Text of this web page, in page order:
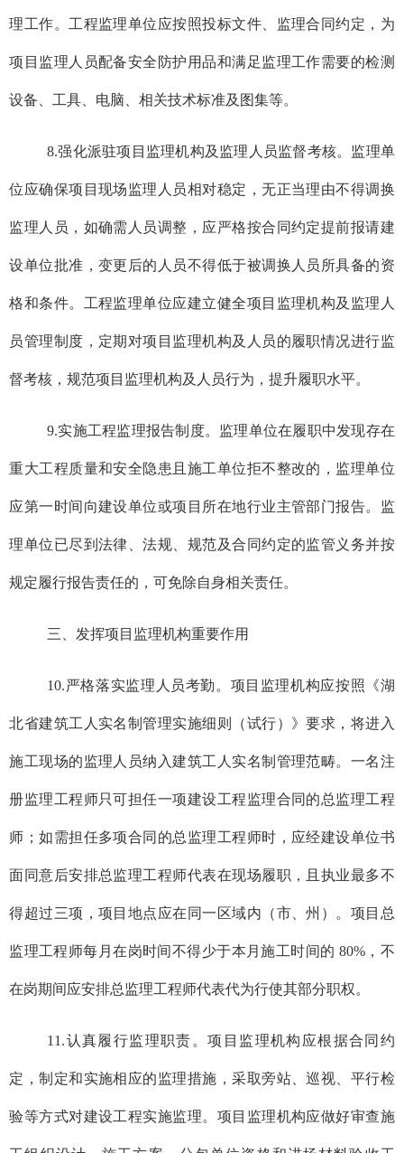
理工作。工程监理单位应按照投标文件、监理合同约定，为
项目监理人员配备安全防护用品和满足监理工作需要的检测
设备、工具、电脑、相关技术标准及图集等。
8.强化派驻项目监理机构及监理人员监督考核。监理单
位应确保项目现场监理人员相对稳定，无正当理由不得调换
监理人员，如确需人员调整，应严格按合同约定提前报请建
设单位批准，变更后的人员不得低于被调换人员所具备的资
格和条件。工程监理单位应建立健全项目监理机构及监理人
员管理制度，定期对项目监理机构及人员的履职情况进行监
督考核，规范项目监理机构及人员行为，提升履职水平。
9.实施工程监理报告制度。监理单位在履职中发现存在
重大工程质量和安全隐患且施工单位拒不整改的，监理单位
应第一时间向建设单位或项目所在地行业主管部门报告。监
理单位已尽到法律、法规、规范及合同约定的监管义务并按
规定履行报告责任的，可免除自身相关责任。
三、发挥项目监理机构重要作用
10.严格落实监理人员考勤。项目监理机构应按照《湖
北省建筑工人实名制管理实施细则（试行）》要求，将进入
施工现场的监理人员纳入建筑工人实名制管理范畴。一名注
册监理工程师只可担任一项建设工程监理合同的总监理工程
师；如需担任多项合同的总监理工程师时，应经建设单位书
面同意后安排总监理工程师代表在现场履职，且执业最多不
得超过三项，项目地点应在同一区域内（市、州）。项目总
监理工程师每月在岗时间不得少于本月施工时间的 80%，不
在岗期间应安排总监理工程师代表代为行使其部分职权。
11.认真履行监理职责。项目监理机构应根据合同约
定，制定和实施相应的监理措施，采取旁站、巡视、平行检
验等方式对建设工程实施监理。项目监理机构应做好审查施